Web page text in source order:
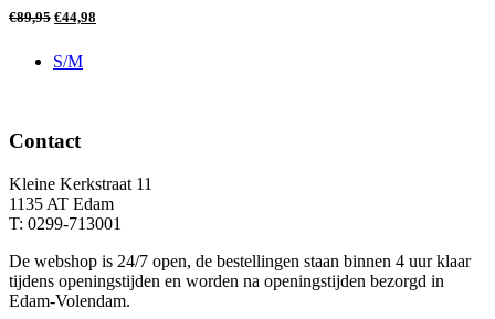
€89,95 €44,98
S/M
Contact
Kleine Kerkstraat 11
1135 AT Edam
T: 0299-713001
De webshop is 24/7 open, de bestellingen staan binnen 4 uur klaar
tijdens openingstijden en worden na openingstijden bezorgd in
Edam-Volendam.